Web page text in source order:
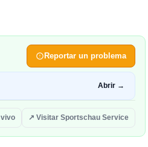
Reportar un problema
Abrir →
↗ Visitar Sportschau Service